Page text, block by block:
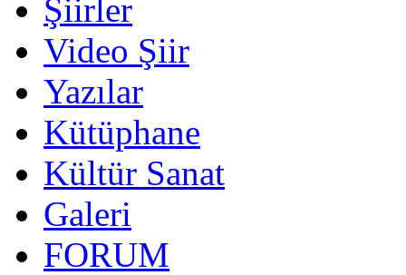
Şiirler
Video Şiir
Yazılar
Kütüphane
Kültür Sanat
Galeri
FORUM